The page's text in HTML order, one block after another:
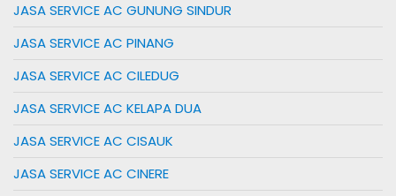
JASA SERVICE AC GUNUNG SINDUR
JASA SERVICE AC PINANG
JASA SERVICE AC CILEDUG
JASA SERVICE AC KELAPA DUA
JASA SERVICE AC CISAUK
JASA SERVICE AC CINERE